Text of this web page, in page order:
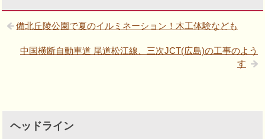
備北丘陵公園で夏のイルミネーション！木工体験なども
中国横断自動車道 尾道松江線、三次JCT(広島)の工事のよう
す
ヘッドライン